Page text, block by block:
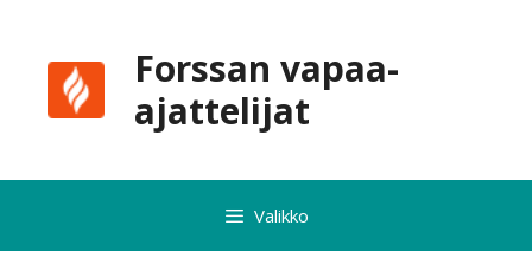
Forssan vapaa-
ajattelijat
Valikko